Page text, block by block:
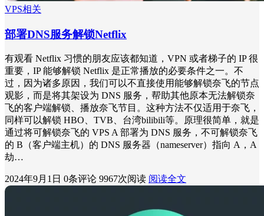
VPS相关
部署DNS服务解锁Netflix
有观看 Netflix 习惯的朋友应该都知道，VPN 或者梯子的 IP 很
重要，IP 能够解锁 Netflix 是正常播放的必要条件之一。不
过，因为诸多原因，我们可以不直接使用能够解锁奈飞的节点
观影，而是将其架设为 DNS 服务，帮助其他原本无法解锁奈
飞的客户端解锁、播放奈飞节目。这种方法不仅适用于奈飞，
同样可以解锁 HBO、TVB、台湾bilibili等。原理很简单，就是
通过将可解锁奈飞的 VPS A 部署为 DNS 服务，不可解锁奈飞
的 B（客户端主机）的 DNS 服务器（nameserver）指向 A，A
劫…
2024年9月1日 0条评论 9967次阅读 阅读全文